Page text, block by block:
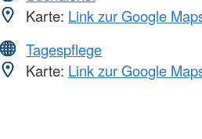
Karte: Link zur Google
Tagespflege
Karte: Link zur Google